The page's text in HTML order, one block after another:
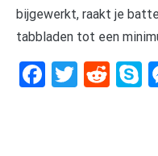
bijgewerkt, raakt je
tabbladen tot een
Facebook
Twitter